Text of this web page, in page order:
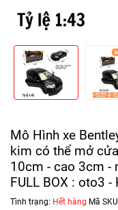
Mô Hình xe
kim có thể mở
10cm - cao 3cm -
FULL BOX : oto3 -
Tình trạng: Hết hàng Mã